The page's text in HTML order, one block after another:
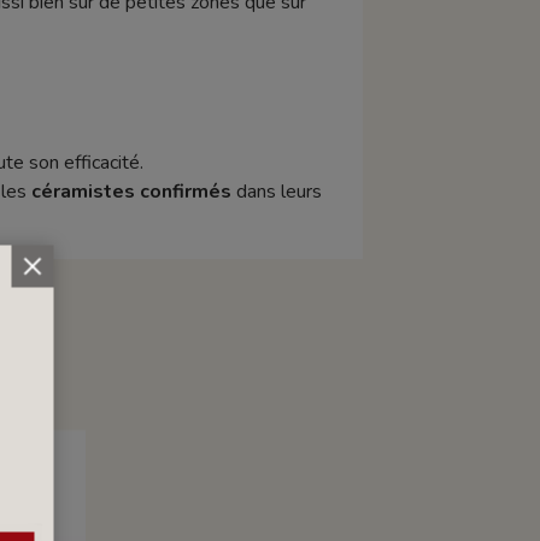
son efficacité.
céramistes confirmés dans leurs